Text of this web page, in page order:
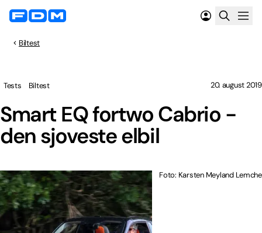
Biltest
Smart EQ fortwo Cabrio -
den sjoveste elbil
Tests Biltest 20. august 2019
Foto: Karsten Meyland Lemche